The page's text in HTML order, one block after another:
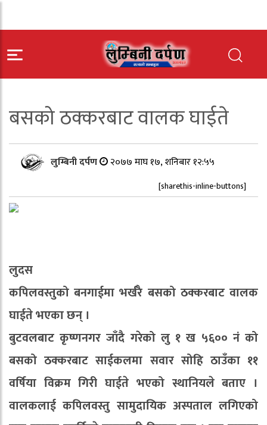
बसको ठक्करबाट वालक घाईते
लुम्बिनी दर्पण २०७७ माघ १७, शनिबार १२:५५
[sharethis-inline-buttons]
लुदस
कपिलवस्तुको बनगाईमा भर्खरै बसको ठक्करबाट वालक
घाईते भएका छन् ।
बुटवलबाट कृष्णनगर जाँदै गरेको लु १ ख ५६०० नं को
बसको ठक्करबाट साईकलमा सवार सोहि ठाउँका ११
वर्षिया विक्रम गिरी घाईते भएको स्थानियले बताए ।
वालकलाई कपिलवस्तु सामुदायिक अस्पताल लगिएको